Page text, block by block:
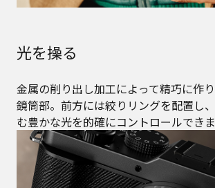
光を操る
金属の削り出し加工によって精巧に作
鏡筒部。前方には絞りリングを配置し
む豊かな光を的確にコントロールできま